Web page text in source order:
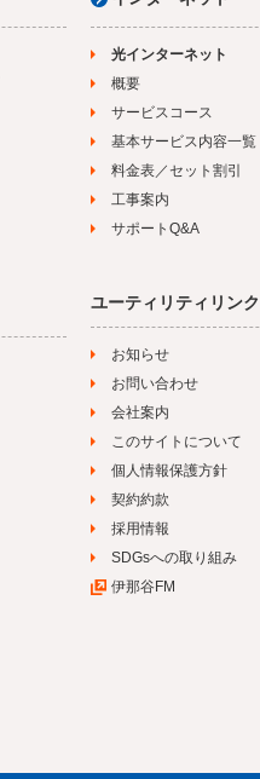
光インターネット
概要
サービスコース
基本サービス内容一覧
料金表／セット割引
工事案内
サポートQ&A
ユーティリティリンク
お知らせ
お問い合わせ
会社案内
このサイトについて
個人情報保護方針
契約約款
採用情報
SDGsへの取り組み
伊那谷FM